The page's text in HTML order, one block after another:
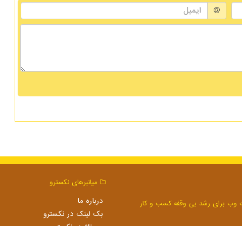
میانبرهای نكسترو
درباره ما
بک لینک در نكسترو